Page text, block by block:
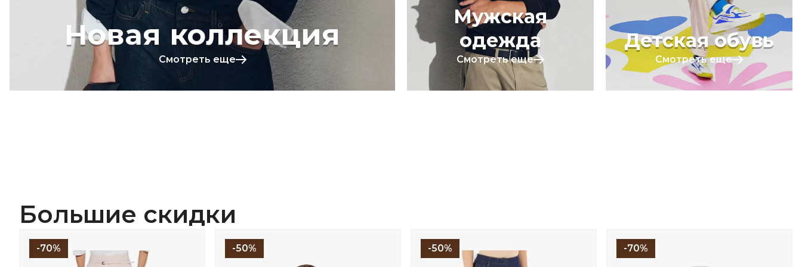
Новая коллекция
Смотреть еще
Мужская
одежда
Смотреть еще
Детская обувь
Смотреть еще
Большие скидки
-70% -50% -50% -70%